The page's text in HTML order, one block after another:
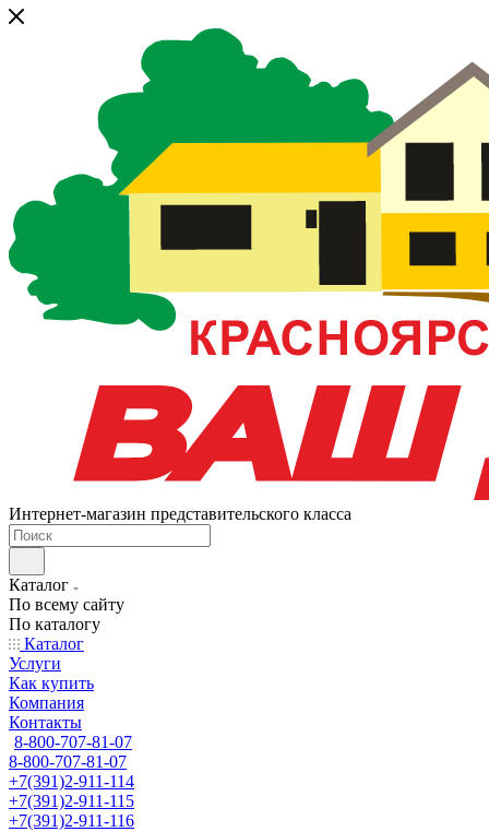
Интернет-магазин представительского класса
Каталог
По всему сайту
По каталогу
Каталог
Услуги
Как купить
Компания
Контакты
8-800-707-81-07
8-800-707-81-07
+7(391)2-911-114
+7(391)2-911-115
+7(391)2-911-116